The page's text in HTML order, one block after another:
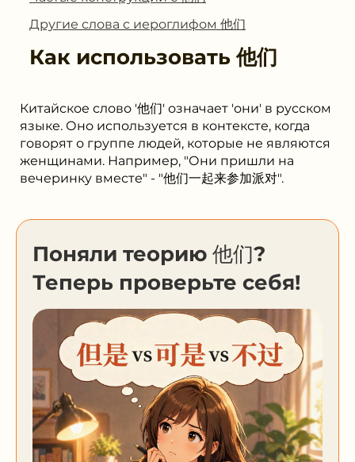
Другие слова с иероглифом 他们
Как использовать他们
Китайское слово '他们' означает 'они' в русском
языке. Оно используется в контексте, когда
говорят о группе людей, которые не являются
женщинами. Например, "Они пришли на
вечеринку вместе" - "他们一起来参加派对".
Поняли теорию 他们?
Теперь проверьте себя!